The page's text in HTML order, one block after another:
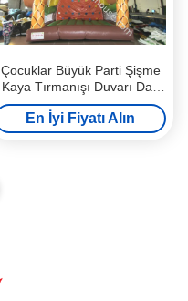
Çocuklar Büyük Parti Şişme
Kaya Tırmanışı Duvarı Dağ
Renkli 6 X 6 X 7.5m
En İyi Fiyatı Alın